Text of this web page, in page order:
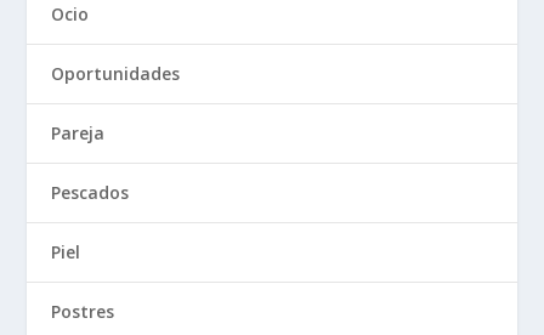
Ocio
Oportunidades
Pareja
Pescados
Piel
Postres